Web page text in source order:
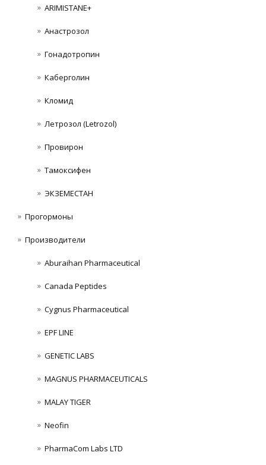
ARIMISTANE+
Анастрозол
Гонадотропин
Каберголин
Кломид
Летрозол (Letrozol)
Провирон
Тамоксифен
ЭКЗЕМЕСТАН
Прогормоны
Производители
Aburaihan Pharmaceutical
Canada Peptides
Cygnus Pharmaceutical
EPF LINE
GENETIC LABS
MAGNUS PHARMACEUTICALS
MALAY TIGER
Neofin
PharmaCom Labs LTD